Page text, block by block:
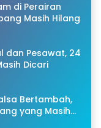
di Perairan
Masih Hilang
dan Pesawat, 24
Dicari
Bertambah,
yang Masih